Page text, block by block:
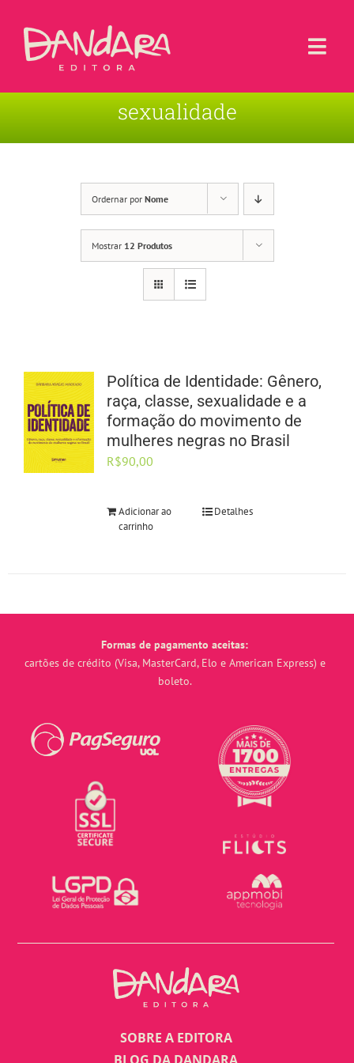
Sobre a Editora
sexualidade
Ordernar por Nome
Mostrar 12 Produtos
Política de Identidade: Gênero,
raça, classe, sexualidade e a
formação do movimento de
mulheres negras no Brasil
R$90,00
Adicionar ao
carrinho
Detalhes
Formas de pagamento aceitas:
cartões de crédito (Visa, MasterCard, Elo e American Express) e
boleto.
SOBRE A EDITORA
BLOG DA DANDARA